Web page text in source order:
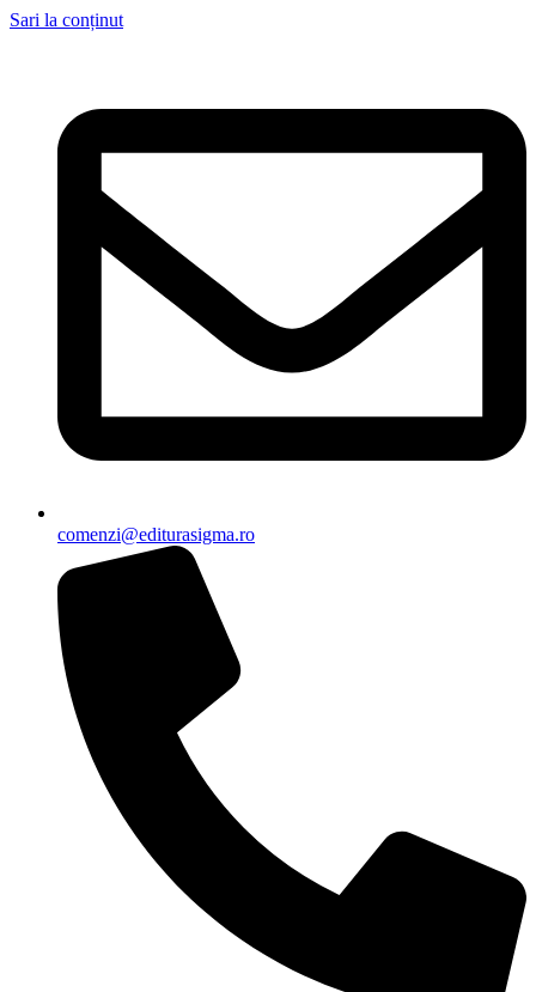
Sari la conținut
comenzi@editurasigma.ro